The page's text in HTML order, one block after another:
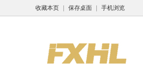
收藏本页 保存桌面 手机浏览